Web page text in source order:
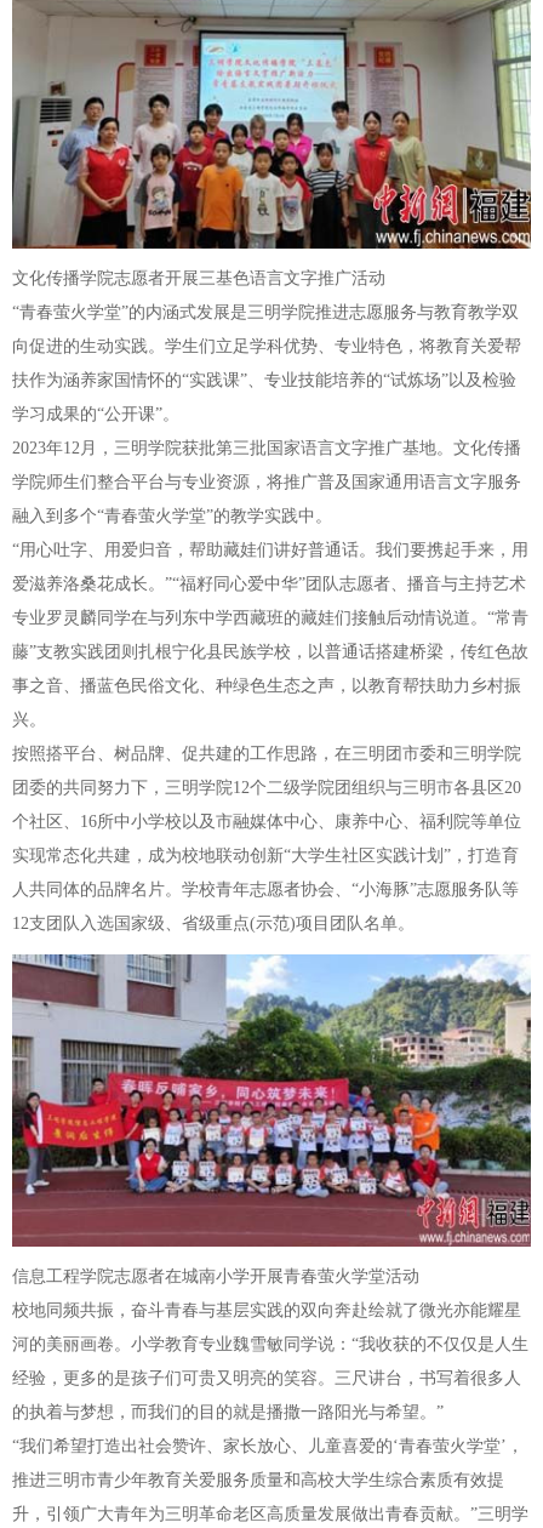
文化传播学院志愿者开展三基色语言文字推广活动
“青春萤火学堂”的内涵式发展是三明学院推进志愿服务与教育教学双
向促进的生动实践。学生们立足学科优势、专业特色，将教育关爱帮
扶作为涵养家国情怀的“实践课”、专业技能培养的“试炼场”以及检验
学习成果的“公开课”。
2023年12月，三明学院获批第三批国家语言文字推广基地。文化传播
学院师生们整合平台与专业资源，将推广普及国家通用语言文字服务
融入到多个“青春萤火学堂”的教学实践中。
“用心吐字、用爱归音，帮助藏娃们讲好普通话。我们要携起手来，用
爱滋养洛桑花成长。”“福籽同心爱中华”团队志愿者、播音与主持艺术
专业罗灵麟同学在与列东中学西藏班的藏娃们接触后动情说道。“常青
藤”支教实践团则扎根宁化县民族学校，以普通话搭建桥梁，传红色故
事之音、播蓝色民俗文化、种绿色生态之声，以教育帮扶助力乡村振
兴。
按照搭平台、树品牌、促共建的工作思路，在三明团市委和三明学院
团委的共同努力下，三明学院12个二级学院团组织与三明市各县区20
个社区、16所中小学校以及市融媒体中心、康养中心、福利院等单位
实现常态化共建，成为校地联动创新“大学生社区实践计划”，打造育
人共同体的品牌名片。学校青年志愿者协会、“小海豚”志愿服务队等
12支团队入选国家级、省级重点(示范)项目团队名单。
信息工程学院志愿者在城南小学开展青春萤火学堂活动
校地同频共振，奋斗青春与基层实践的双向奔赴绘就了微光亦能耀星
河的美丽画卷。小学教育专业魏雪敏同学说：“我收获的不仅仅是人生
经验，更多的是孩子们可贵又明亮的笑容。三尺讲台，书写着很多人
的执着与梦想，而我们的目的就是播撒一路阳光与希望。”
“我们希望打造出社会赞许、家长放心、儿童喜爱的‘青春萤火学堂’，
推进三明市青少年教育关爱服务质量和高校大学生综合素质有效提
升，引领广大青年为三明革命老区高质量发展做出青春贡献。”三明学